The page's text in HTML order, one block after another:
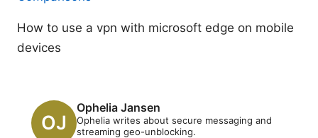
How to use a vpn with microsoft edge on mobile
devices
Ophelia Jansen
Ophelia writes about secure messaging and
streaming geo-unblocking.